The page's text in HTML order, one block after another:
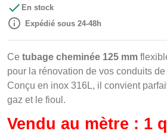
 En stock
 Expédié sous 24-48h
Ce tubage cheminée 125 mm
pour la rénovation de vos conduits
Conçu en inox 316L, il convient
gaz et le fioul.
Vendu au mètre : 1